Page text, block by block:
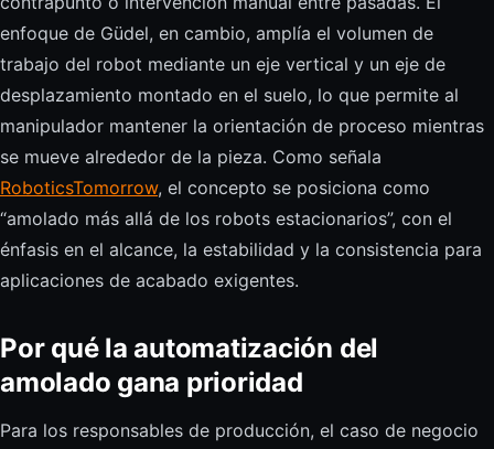
enfoque de Güdel, en cambio, amplía el volumen de
trabajo del robot mediante un eje vertical y un eje de
desplazamiento montado en el suelo, lo que permite al
manipulador mantener la orientación de proceso mientras
se mueve alrededor de la pieza. Como señala
RoboticsTomorrow, el concepto se posiciona como
“amolado más allá de los robots estacionarios”, con el
énfasis en el alcance, la estabilidad y la consistencia para
aplicaciones de acabado exigentes.
Por qué la automatización del
amolado gana prioridad
Para los responsables de producción, el caso de negocio